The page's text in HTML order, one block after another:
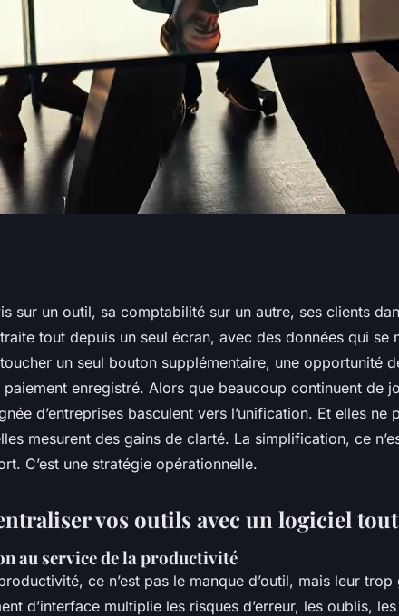
unique pour
d'entreprise
sur un outil, sa comptabilité sur un autre, ses clients
tout depuis un seul écran, avec des données qui se
un seul bouton supplémentaire, une opportunité
enregistré. Alors que beaucoup continuent de
d’entreprises basculent vers l’unification. Et elles ne
mesurent des gains de clarté. La simplification, ce
C’est une stratégie opérationnelle.
vos outils avec un logiciel
au service de la productivité
ce n’est pas le manque d’outil, mais leur
d’interface multiplie les risques d’erreur, les oublis,